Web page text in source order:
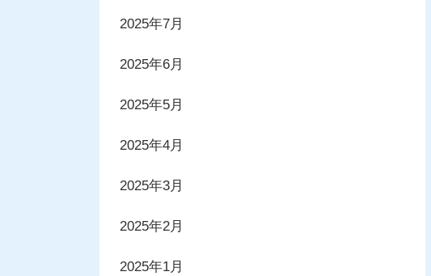
2025年7月
2025年6月
2025年5月
2025年4月
2025年3月
2025年2月
2025年1月